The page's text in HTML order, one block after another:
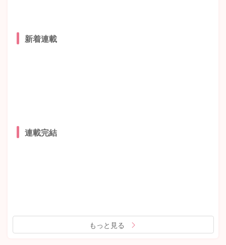
新着連載
連載完結
もっと見る